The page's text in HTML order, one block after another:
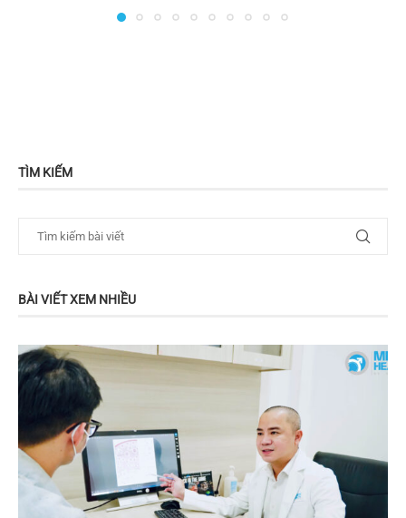
TÌM KIẾM
BÀI VIẾT XEM NHIỀU